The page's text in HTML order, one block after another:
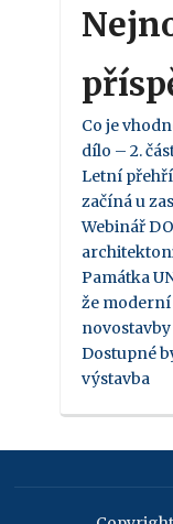
Co je
dílo – 2.
Letní
začíná u
Webinář
Památka
že
novostavby
Dostupné
výstavba